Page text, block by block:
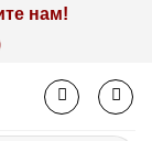
нам!